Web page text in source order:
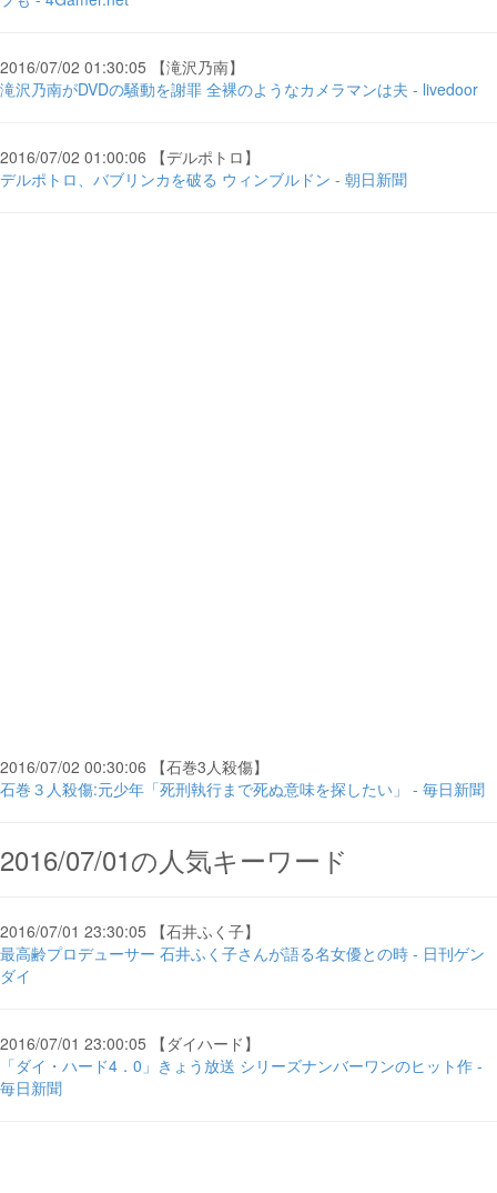
2016/07/02 01:30:05 【滝沢乃南】
滝沢乃南がDVDの騒動を謝罪 全裸のようなカメラマンは夫 - livedoor
2016/07/02 01:00:06 【デルポトロ】
デルポトロ、バブリンカを破る ウィンブルドン - 朝日新聞
2016/07/02 00:30:06 【石巻3人殺傷】
石巻３人殺傷:元少年「死刑執行まで死ぬ意味を探したい」 - 毎日新聞
2016/07/01の人気キーワード
2016/07/01 23:30:05 【石井ふく子】
最高齢プロデューサー 石井ふく子さんが語る名女優との時 - 日刊ゲン
ダイ
2016/07/01 23:00:05 【ダイハード】
「ダイ・ハード4．0」きょう放送 シリーズナンバーワンのヒット作 -
毎日新聞